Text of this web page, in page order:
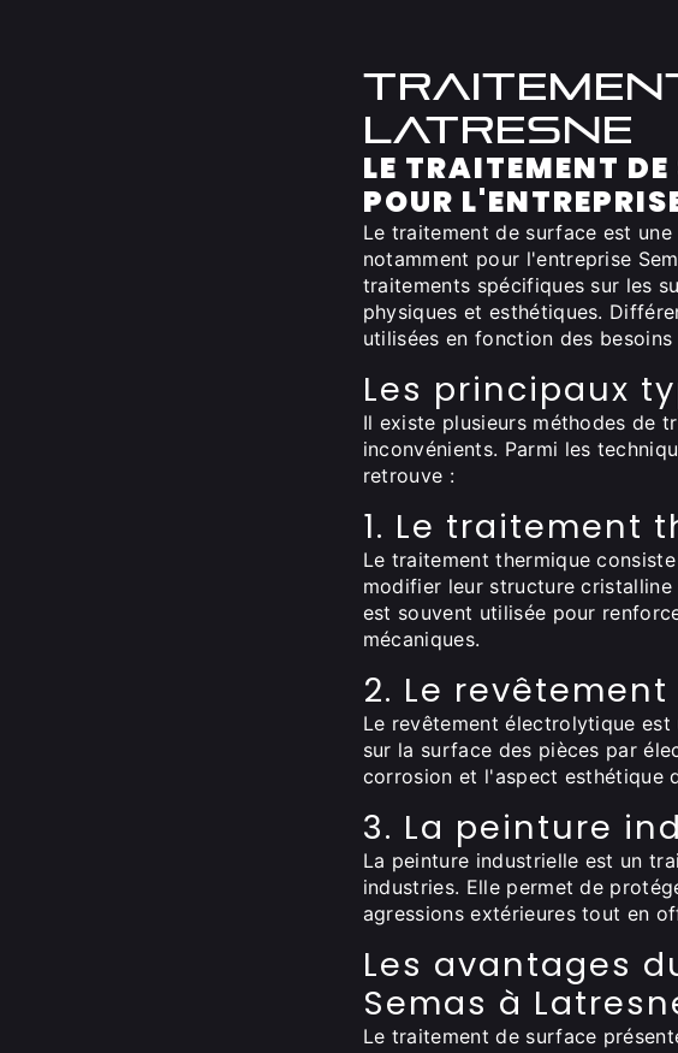
latresne
LE TRAITEMENT DE
POUR
Le traitement de surface est
notamment pour l'entreprise
traitements spécifiques sur les
physiques et esthétiques.
utilisées en fonction des
Les principaux
Il existe plusieurs méthodes de
inconvénients. Parmi les
retrouve :
1. Le traitement
Le traitement thermique
modifier leur structure
est souvent utilisée pour
mécaniques.
2. Le
Le revêtement électrolytique
sur la surface des pièces par
corrosion et l'aspect esthétique
3. La peinture
La peinture industrielle est un
industries. Elle permet de
agressions extérieures tout en
Les avantages
Semas à
Le traitement de surface